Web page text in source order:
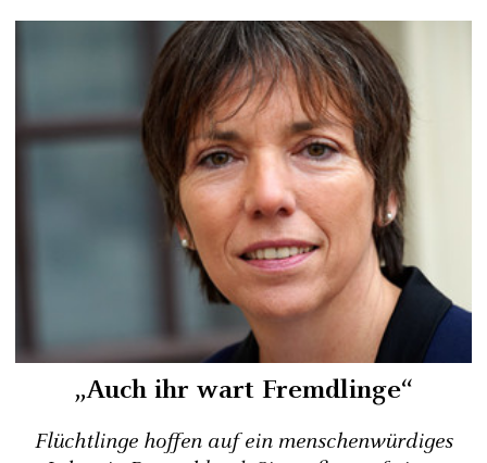
„Auch ihr wart Fremdlinge“
Flüchtlinge hoffen auf ein menschenwürdiges